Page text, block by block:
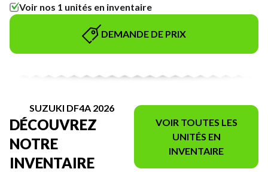
Voir nos 1 unités en inventaire
DEMANDE DE PRIX
SUZUKI DF4A 2026
DÉCOUVREZ
NOTRE
INVENTAIRE
VOIR TOUTES LES
UNITÉS EN
INVENTAIRE